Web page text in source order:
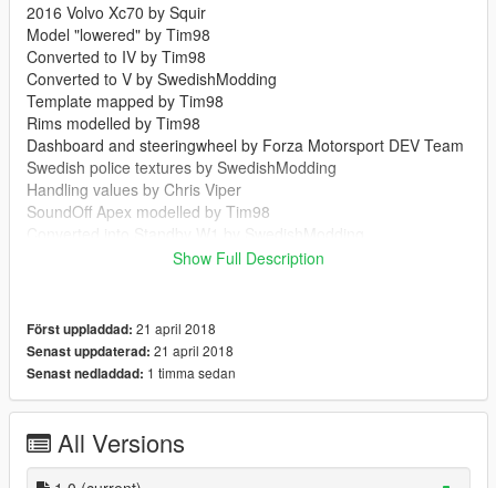
2016 Volvo Xc70 by Squir
Model "lowered" by Tim98
Converted to IV by Tim98
Converted to V by SwedishModding
Template mapped by Tim98
Rims modelled by Tim98
Dashboard and steeringwheel by Forza Motorsport DEV Team
Swedish police textures by SwedishModding
Handling values by Chris Viper
SoundOff Apex modelled by Tim98
L65 Dashlight and BL76s by Corleone
Extra side mirror by My Good Friend Dave
Auxiliary reverse lights and antennas by Rockstar Games
Fire extinguisher by Lèvo Modding
Storage locker and Stinger spikestrip by SwedishModding
Cargo divider by Corleone
Polman control panel by SwedishModding
ANPR Camera by SwedishModding
Show Full Description
Först uppladdad: 21 april 2018
Senast uppdaterad: 21 april 2018
Senast nedladdad: 1 timma sedan
All Versions